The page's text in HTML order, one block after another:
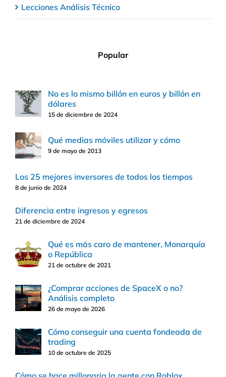
Lecciones Análisis Técnico
Popular
No es lo mismo billón en euros y billón en
dólares
15 de diciembre de 2024
Qué medias móviles utilizar y cómo
9 de mayo de 2013
Los 25 mejores inversores de todos los tiempos
8 de junio de 2024
Diferencia entre ingresos y egresos
21 de diciembre de 2024
Qué es más caro de mantener, Monarquía
o República
21 de octubre de 2021
¿Comprar acciones de SpaceX o no?
Análisis completo
26 de mayo de 2026
Cómo conseguir una cuenta fondeada de
trading
10 de octubre de 2025